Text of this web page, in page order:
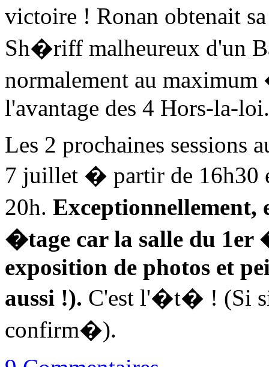
victoire ! Ronan obtenait
Sh�riff malheureux d'un
normalement au
l'avantage des 4 Hors-la-loi.
Les 2 prochaines sessions
7 juillet � partir de 16h30
20h.
�tage car la salle du 1er
exposition de photos et
aussi !). C'est l'�t� ! (Si si
confirm�).